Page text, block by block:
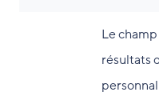
Le
résultats